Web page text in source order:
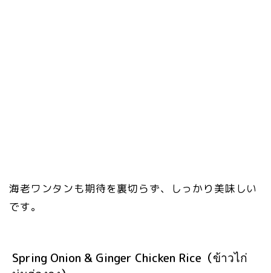
海老ワンタンも期待を裏切らず、しっかり美味しい
です。
Spring Onion & Ginger Chicken Rice（ข้าวไก่